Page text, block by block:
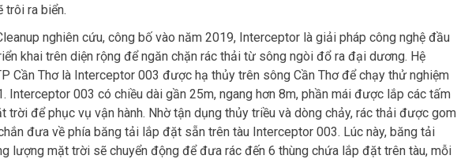
trôi ra biển.
nghiên cứu, công bố vào năm 2019, Interceptor là giải pháp công nghệ đầu
khai trên diện rộng để ngăn chặn rác thải từ sông ngòi đổ ra đại dương. Hệ
Cần Thơ là Interceptor 003 được hạ thủy trên sông Cần Thơ để chạy thử nghiệm
Interceptor 003 có chiều dài gần 25m, ngang hơn 8m, phần mái được lắp các tấm
trời để phục vụ vận hành. Nhờ tận dụng thủy triều và dòng chảy, rác thải được gom
đưa về phía băng tải lắp đặt sẵn trên tàu Interceptor 003. Lúc này, băng tải
lượng mặt trời sẽ chuyển động để đưa rác đến 6 thùng chứa lắp đặt trên tàu, mỗi